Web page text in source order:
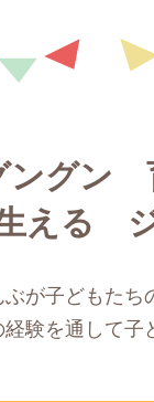
ングン
える
が子どもたち
験を通して子